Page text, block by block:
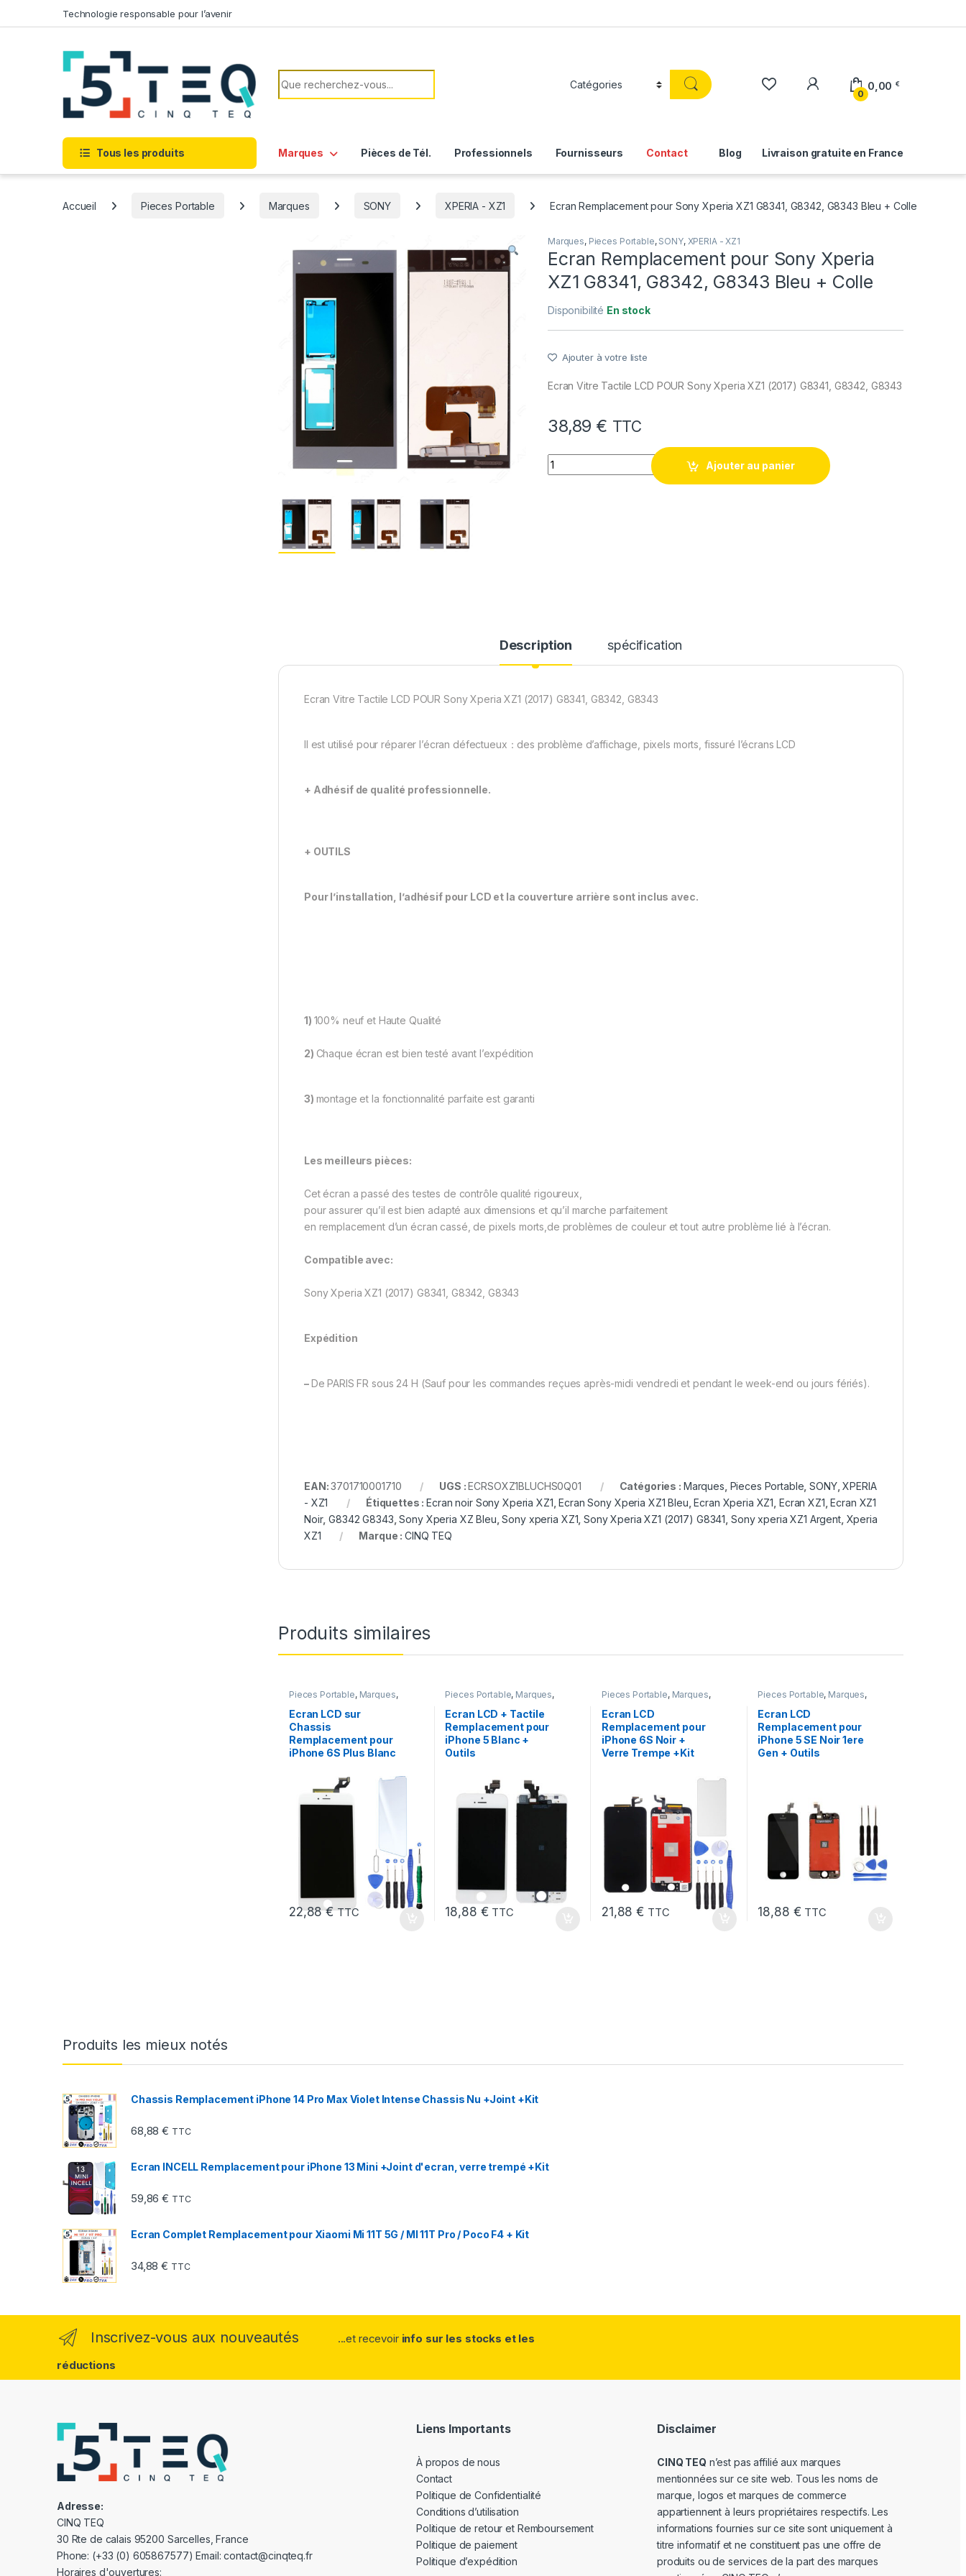
Technologie responsable pour l’avenir
Rechercher:
0
0,00 €
Tous les produits Marques Pièces de Tél. Professionnels Fournisseurs Contact Livraison gratuite en France
Blog
Accueil Pieces Portable Marques SONY XPERIA - XZ1 Ecran Remplacement pour Sony Xperia XZ1 G8341, G8342, G8343 Bleu + Colle
Marques, Pieces Portable, SONY, XPERIA - XZ1
Ecran Remplacement pour Sony Xperia
XZ1 G8341, G8342, G8343 Bleu + Colle
Disponibilité En stock
Ajouter à votre liste
Ecran Vitre Tactile LCD POUR Sony Xperia XZ1 (2017) G8341, G8342, G8343
38,89 € TTC
quantité de Ecran Remplacement pour Sony Xperia XZ1 G8341, G8342, G8343
Ajouter au panier
Description spécification
Ecran Vitre Tactile LCD POUR Sony Xperia XZ1 (2017) G8341, G8342, G8343
Il est utilisé pour réparer l’écran défectueux：des problème d’affichage, pixels morts, fissuré l’écrans LCD
+ Adhésif de qualité professionnelle.
+ OUTILS
Pour l’installation, l’adhésif pour LCD et la couverture arrière sont inclus avec.
1) 100% neuf et Haute Qualité
2) Chaque écran est bien testé avant l’expédition
3) montage et la fonctionnalité parfaite est garanti
Les meilleurs pièces:
Cet écran a passé des testes de contrôle qualité rigoureux,
pour assurer qu’il est bien adapté aux dimensions et qu’il marche parfaitement
en remplacement d’un écran cassé, de pixels morts,de problèmes de couleur et tout autre problème lié à l’écran.
Compatible avec:
Sony Xperia XZ1 (2017) G8341, G8342, G8343
Expédition
–De PARIS FR sous 24 H (Sauf pour les commandes reçues après-midi vendredi et pendant le week-end ou jours fériés).
EAN:3701710001710 UGS :ECRSOXZ1BLUCHS0Q01 Catégories : Marques Pieces Portable ,SONY,XPERIA
- XZ1
Étiquettes :Ecran noir Sony Xperia XZ1 ,Ecran Sony Xperia XZ1 Bleu ,Ecran Xperia XZ1 Ecran XZ1 ,Ecran XZ1
Noir,G8342 G8343 ,Sony Xperia XZ Bleu ,Sony xperia XZ1 ,Sony Xperia XZ1 (2017) G8341 Sony xperia XZ1 Argent, Xperia
XZ1
Marque :CINQ TEQ
Produits similaires
Pieces Portable, Marques,
iPhone 6S Plus
Ecran LCD sur
Chassis
Remplacement pour
iPhone 6S Plus Blanc
22,88€ TTC
Pieces Portable, Marques,
Ecran LCD + Tactile
Remplacement pour
iPhone 5 Blanc +
Outils
18,88 € TTC
Pieces Portable, Marques,
iPhone 6s
Ecran LCD
Remplacement pour
iPhone 6S Noir +
Verre Trempe +Kit
21,88€ TTC
Pieces Portable, Marques,
iPhone 5 SE (1er Gen)
Ecran LCD
Remplacement pour
iPhone 5 SE Noir 1ere
Gen + Outils
18,88 € TTC
Produits les mieux notés
Chassis Remplacement iPhone 14 Pro Max Violet Intense Chassis Nu +Joint +Kit
68,88€ TTC
Ecran INCELL Remplacement pour iPhone 13 Mini +Joint d'ecran, verre trempé +Kit
59,86€ TTC
Ecran Complet Remplacement pour Xiaomi Mi 11T 5G / MI 11T Pro / Poco F4 + Kit
34,88€ TTC
Inscrivez-vous aux nouveautés ...et recevoir info sur les stocks et les
réductions
Adresse:
CINQ TEQ
30 Rte de calais 95200 Sarcelles, France
Phone: (+33 (0) 605867577) Email: contact@cinqteq.fr
Horaires d'ouvertures:
Liens Importants
À propos de nous
Contact
Politique de Confidentialité
Conditions d’utilisation
Politique de retour et Remboursement
Politique de paiement
Politique d’expédition
Disclaimer
CINQ TEQ n’est pas affilié aux marques
mentionnées sur ce site web. Tous les noms de
marque, logos et marques de commerce
appartiennent à leurs propriétaires respectifs. Les
informations fournies sur ce site sont uniquement à
titre informatif et ne constituent pas une offre de
produits ou de services de la part des marques